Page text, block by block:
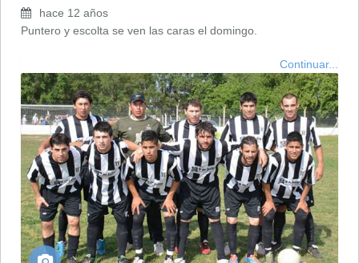
hace 12 años
Puntero y escolta se ven las caras el domingo.
Continuar...